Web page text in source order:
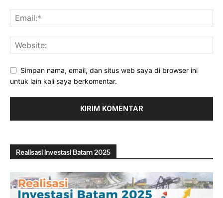
Simpan nama, email, dan situs web saya di browser ini
untuk lain kali saya berkomentar.
Realisasi Investasi Batam 2025